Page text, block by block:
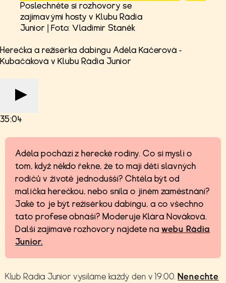
Poslechněte si rozhovory se
zajímavými hosty v Klubu Rádia
Junior | Foto: Vladimír Staněk
Herečka a režisérka dabingu Adéla Kačerová -
Kubačáková v Klubu Rádia Junior
35:04
Adéla pochází z herecké rodiny. Co si myslí o
tom, když někdo řekne, že to mají děti slavných
rodičů v životě jednodušší? Chtěla být od
malička herečkou, nebo snila o jiném zaměstnání?
Jaké to je být režisérkou dabingu, a co všechno
tato profese obnáší? Moderuje Klára Nováková.
Další zajímavé rozhovory najdete na webu Rádia
Junior.
Klub Rádia Junior vysíláme každý den v 19:00.Nenechte